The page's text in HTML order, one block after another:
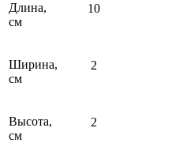
Длина,
см
10
Ширина,
см
2
Высота,
см
2